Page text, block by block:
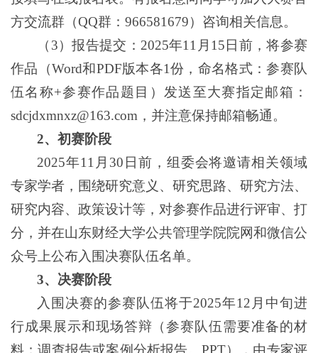
方交流群（QQ群：966581679）咨询相关信息。
（3）报告提交：2025年11月15日前，将参赛
作品（Word和PDF版本各1份，命名格式：参赛队
伍名称+参赛作品题目）发送至大赛指定邮箱：
sdcjdxmnxz@163.com，并注意保持邮箱畅通。
2、初赛阶段
2025年11月30日前，组委会将邀请相关领域
专家学者，围绕研究意义、研究思路、研究方法、
研究内容、政策设计等，对参赛作品进行评审、打
分，并在山东财经大学公共管理学院院网和微信公
众号上公布入围决赛队伍名单。
3、决赛阶段
入围决赛的参赛队伍将于2025年12月中旬进
行成果展示和现场答辩（参赛队伍需要准备的材
料：调查报告或案例分析报告、PPT），由专家评